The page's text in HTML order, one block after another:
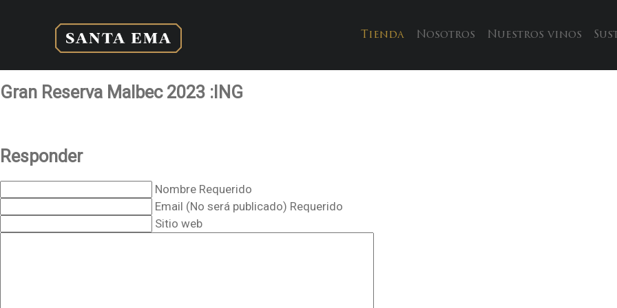
Tienda Nosotros Nuestros vinos
Gran Reserva Malbec 2023 :ING
Responder
Nombre Requerido
Email (No será publicado) Requerido
Sitio web